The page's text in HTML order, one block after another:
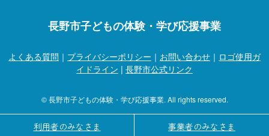
長野市子どもの体験・学び応援事業
よくある質問 ｜ プライバシーポリシー ｜ お問い合わせ ｜ ロゴ使用ガ
イドライン | 長野市公式リンク
© 長野市子どもの体験・学び応援事業. All rights reserved.
利用者のみなさま 事業者のみなさま